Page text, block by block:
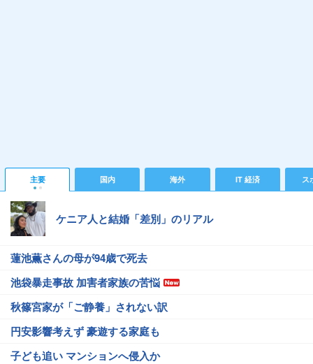
主要 国内 海外 IT 経済 ス
ケニア人と結婚「差別」のリアル
蓮池薫さんの母が94歳で死去
池袋暴走事故 加害者家族の苦悩
秋篠宮家が「ご静養」されない訳
円安影響考えず 豪遊する家庭も
子ども追い マンションへ侵入か